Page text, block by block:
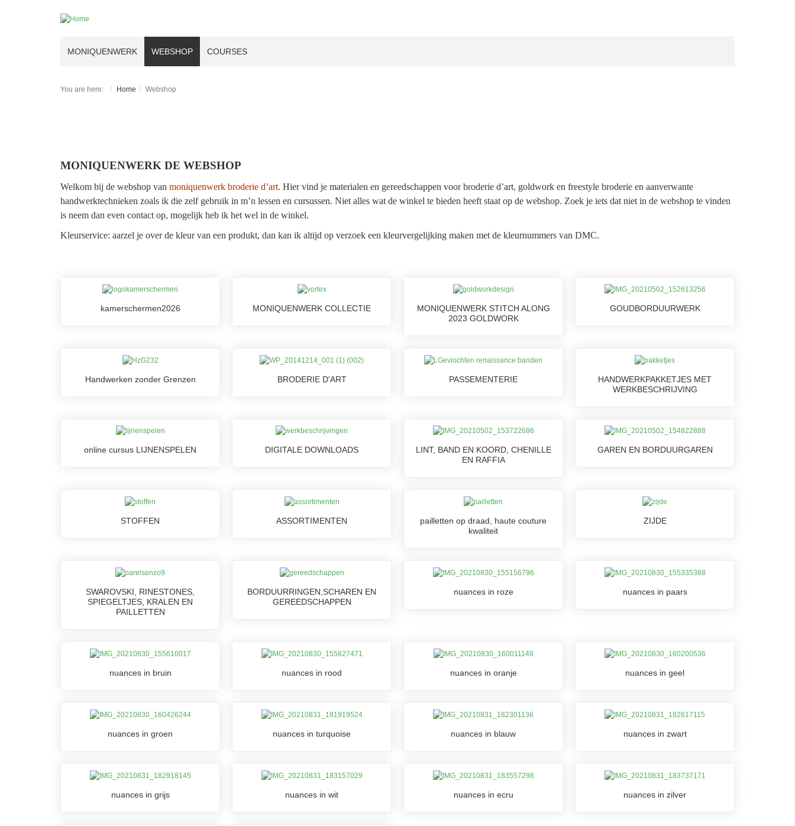
MONIQUENWERK WEBSHOP COURSES
You are here: Home Webshop
MONIQUENWERK DE WEBSHOP
Welkom bij de webshop van moniquenwerk broderie d’art. Hier vind je materialen en gereedschappen voor broderie d’art, goldwork en freestyle broderie en aanverwante
handwerktechnieken zoals ik die zelf gebruik in m’n lessen en cursussen. Niet alles wat de winkel te bieden heeft staat op de webshop. Zoek je iets dat niet in de webshop te vinden
is neem dan even contact op, mogelijk heb ik het wel in de winkel.
Kleurservice: aarzel je over de kleur van een produkt, dan kan ik altijd op verzoek een kleurvergelijking maken met de kleurnummers van DMC.
kamerschermen2026 MONIQUENWERK COLLECTIE
MONIQUENWERK STITCH ALONG
2023 GOLDWORK
GOUDBORDUURWERK
Handwerken zonder Grenzen BRODERIE D'ART PASSEMENTERIE
HANDWERKPAKKETJES MET
WERKBESCHRIJVING
online cursus LIJNENSPELEN DIGITALE DOWNLOADS
LINT, BAND EN KOORD, CHENILLE
EN RAFFIA
GAREN EN BORDUURGAREN
STOFFEN ASSORTIMENTEN
pailletten op draad, haute couture
kwaliteit
ZIJDE
SWAROVSKI, RINESTONES,
SPIEGELTJES, KRALEN EN
PAILLETTEN
BORDUURRINGEN,SCHAREN EN
GEREEDSCHAPPEN
nuances in roze nuances in paars
nuances in bruin nuances in rood nuances in oranje nuances in geel
nuances in groen nuances in turquoise nuances in blauw nuances in zwart
nuances in grijs nuances in wit nuances in ecru nuances in zilver